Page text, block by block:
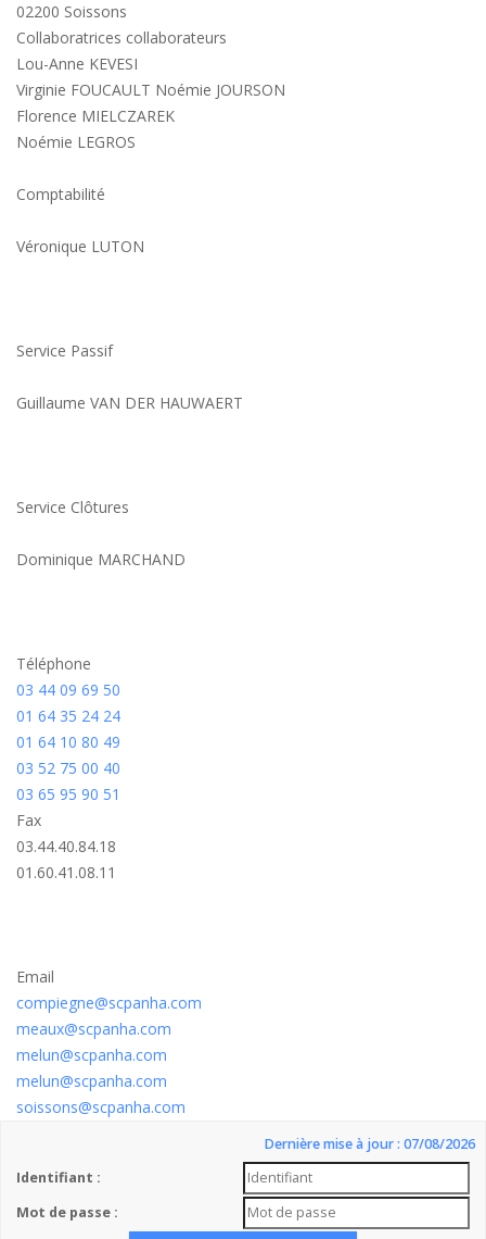
02200 Soissons
Collaboratrices collaborateurs
Lou-Anne KEVESI
Virginie FOUCAULT Noémie JOURSON
Florence MIELCZAREK
Noémie LEGROS
Comptabilité
Véronique LUTON
Service Passif
Guillaume VAN DER HAUWAERT
Service Clôtures
Dominique MARCHAND
Téléphone
03 44 09 69 50
01 64 35 24 24
01 64 10 80 49
03 52 75 00 40
03 65 95 90 51
Fax
03.44.40.84.18
01.60.41.08.11
Email
compiegne@scpanha.com
meaux@scpanha.com
melun@scpanha.com
melun@scpanha.com
soissons@scpanha.com
Dernière mise à jour : 07/08/2026
Identifiant :
Mot de passe :